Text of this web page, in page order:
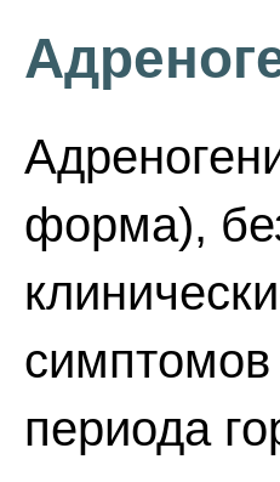
форма),
периода